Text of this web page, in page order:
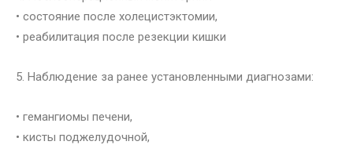
• состояние после холецистэктомии,
• реабилитация после резекции кишки
5. Наблюдение за ранее установленными диагнозами:
• гемангиомы печени,
• кисты поджелудочной,